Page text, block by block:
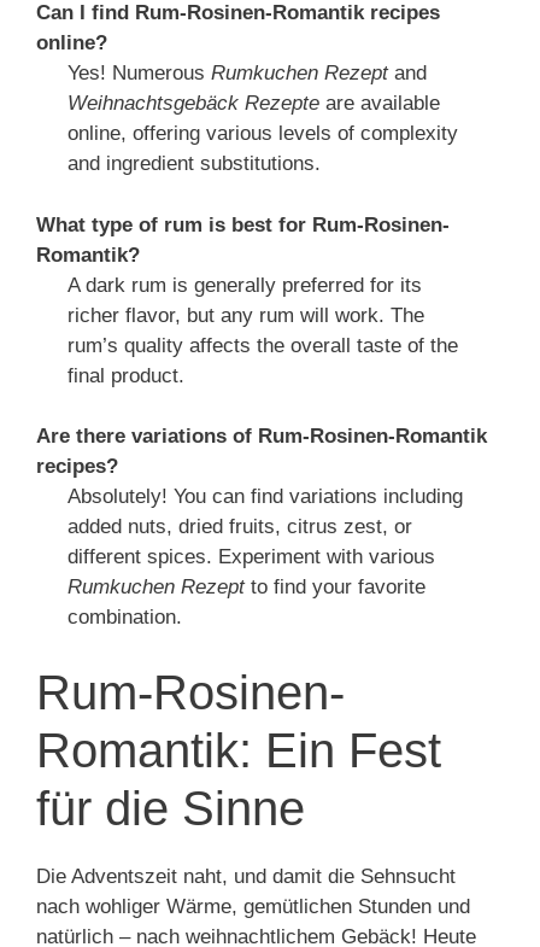
Can I find Rum-Rosinen-Romantik recipes
online?
Yes! Numerous Rumkuchen Rezeptand
Weihnachtsgebäck Rezepteare available
online, offering various levels of complexity
and ingredient substitutions.
What type of rum is best for Rum-Rosinen-
Romantik?
A dark rum is generally preferred for its
richer flavor, but any rum will work. The
rum’s quality affects the overall taste of the
final product.
Are there variations of Rum-Rosinen-Romantik
recipes?
Absolutely! You can find variations including
added nuts, dried fruits, citrus zest, or
different spices. Experiment with various
Rumkuchen Rezeptto find your favorite
combination.
Rum-Rosinen-
Romantik: Ein Fest
für die Sinne
Die Adventszeit naht, und damit die Sehnsucht
nach wohliger Wärme, gemütlichen Stunden und
natürlich – nach weihnachtlichem Gebäck! Heute